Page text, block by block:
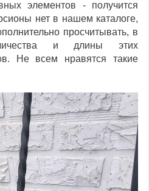
элементов - получится
нет в нашем каталоге,
просчитывать, в
и длины этих
Не всем нравятся такие